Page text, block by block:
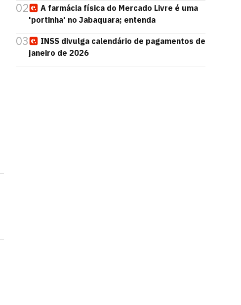
02
A farmácia física do Mercado Livre é uma
'portinha' no Jabaquara; entenda
03
INSS divulga calendário de pagamentos de
janeiro de 2026